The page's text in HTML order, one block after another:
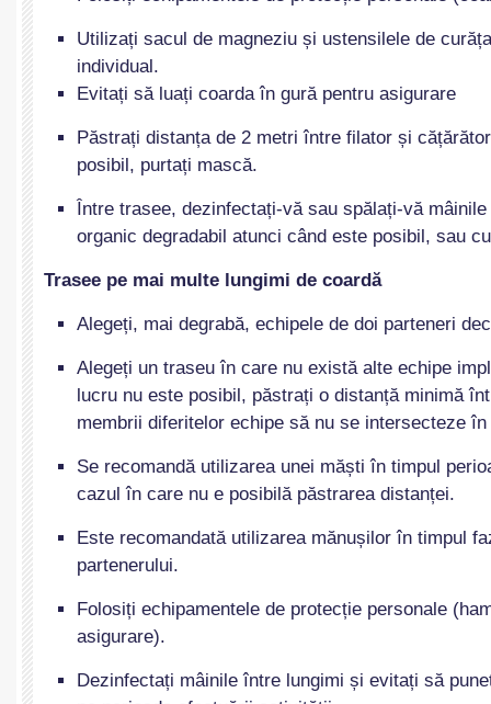
Utilizați sacul de magneziu și ustensilele de
individual.
Evitați să luați coarda în gură pentru asigurare
Păstrați distanța de 2 metri între filator și
posibil, purtați mască.
Între trasee, dezinfectați-vă sau spălați-vă
organic degradabil atunci când este posibil, sau
Trasee pe mai multe lungimi de coardă
Alegeți, mai degrabă, echipele de doi parteneri
Alegeți un traseu în care nu există alte echipe
lucru nu este posibil, păstrați o distanță minimă
membrii diferitelor echipe să nu se intersecteze
Se recomandă utilizarea unei măști în timpul
cazul în care nu e posibilă păstrarea distanței.
Este recomandată utilizarea mănușilor în timpul
partenerului.
Folosiți echipamentele de protecție personale
asigurare).
Dezinfectați mâinile între lungimi și evitați să